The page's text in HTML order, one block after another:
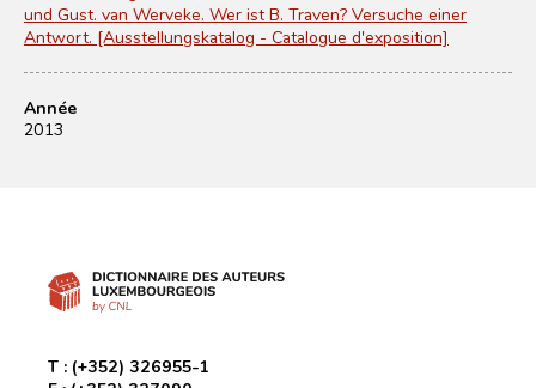
und Gust. van Werveke. Wer ist B. Traven? Versuche einer
Antwort. [Ausstellungskatalog - Catalogue d'exposition]
Année
2013
T : (+352) 326955-1